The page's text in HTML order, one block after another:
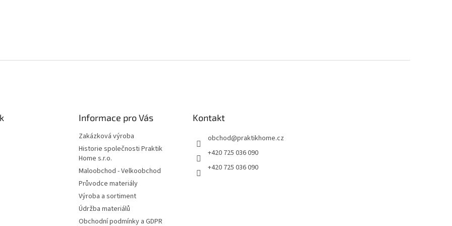
Informace pro Vás
Zakázková výroba
Historie společnosti Praktik
Home s.r.o.
Maloobchod - Velkoobchod
Průvodce materiály
Výroba a sortiment
Údržba materiálů
Obchodní podmínky a GDPR
Kontakt
obchod@praktikhome.cz
+420 725 036 090
+420 725 036 090